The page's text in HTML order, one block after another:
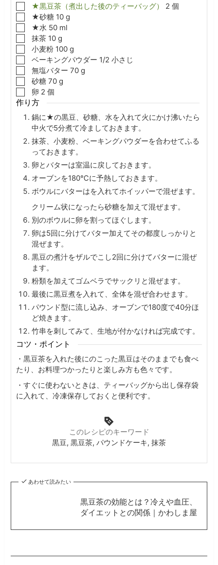
▢
★黒豆茶（煮出した後のティーバッグ） 2 個
▢
★砂糖 10 g
▢
★水 50 ml
▢
抹茶 10 g
▢
小麦粉 100 g
▢
ベーキングパウダー 1/2 小さじ
▢
無塩バター 70 g
▢
砂糖 70 g
▢
卵 2 個
作り方
鍋に★の黒豆、砂糖、水を入れて火にかけ沸いたら
中火で5分煮て冷ましておきます。
抹茶、小麦粉、ベーキングパウダーを合わせてふる
っておきます。
卵とバターは室温に戻しておきます。
オーブンを180℃に予熱しておきます。
ボウルにバターはを入れてホイッパーで混ぜます。
クリーム状になったら砂糖を加えて混ぜます。
別のボウルに卵を割ってほぐします。
卵は5回に分けてバター加えてその都度しっかりと
混ぜます。
黒豆の煮汁をザルでこし2回に分けてバターに混ぜ
ます。
粉類を加えてゴムベラでサックリと混ぜます。
最後に黒豆煮を入れて、全体を混ぜ合わせます。
パウンド型に流し込み、オーブンで180度で40分ほ
ど焼きます。
竹串を刺してみて、生地が付かなければ完成です。
コツ・ポイント
・黒豆茶を入れた後にのこった黒豆はそのままでも食べ
たり、お料理つかったりと楽しみ方も色々です。
・すぐに使わないときは、ティーバッグから出し保存袋
に入れて、冷凍保存しておくと便利です。
このレシピのキーワード
黒豆, 黒豆茶, パウンドケーキ, 抹茶
あわせて読みたい
黒豆茶の効能とは？冷えや血圧、
ダイエットとの関係｜かわしま屋